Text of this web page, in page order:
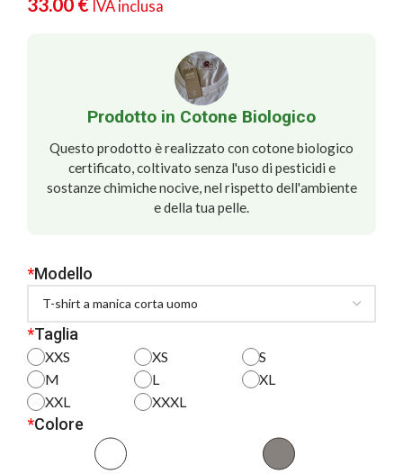
IVA inclusa
Prodotto in Cotone Biologico
Questo prodotto è realizzato con cotone biologico
certificato, coltivato senza l'uso di pesticidi e
sostanze chimiche nocive, nel rispetto dell'ambiente
e della tua pelle.
*Modello
*Taglia
XXS XS
S
M
L
XL
XXL
XXXL
*Colore